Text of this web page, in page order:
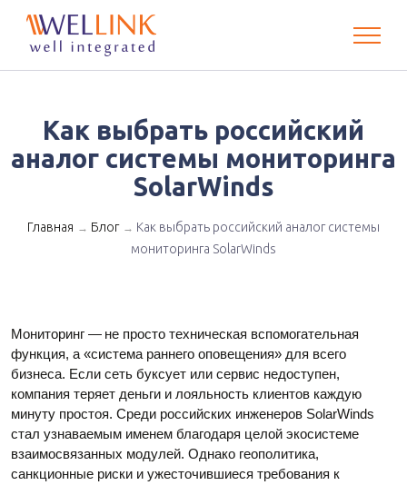
Как выбрать российский
аналог системы мониторинга
SolarWinds
Главная → Блог → Как выбрать российский аналог системы
мониторинга SolarWinds
Мониторинг — не просто техническая вспомогательная
функция, а «система раннего оповещения» для всего
бизнеса. Если сеть буксует или сервис недоступен,
компания теряет деньги и лояльность клиентов каждую
минуту простоя. Среди российских инженеров SolarWinds
стал узнаваемым именем благодаря целой экосистеме
взаимосвязанных модулей. Однако геополитика,
санкционные риски и ужесточившиеся требования к